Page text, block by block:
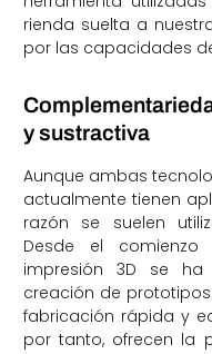
rienda suelta a
por las capacidades
y sustractiva
Aunque ambas
actualmente tienen
razón se suelen
Desde el
impresión 3D se
creación de
fabricación rápida y
por tanto, ofrecen la